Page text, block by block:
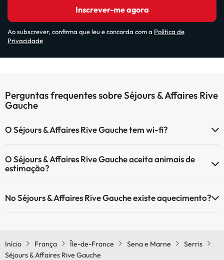
Inscrever-me agora
Ao subscrever, confirma que leu e concorda com a Política de
Privacidade
Perguntas frequentes sobre Séjours & Affaires Rive
Gauche
O Séjours & Affaires Rive Gauche tem wi-fi?
O Séjours & Affaires Rive Gauche aceita animais de
estimação?
(sujeito a pedido e com pagamento directo no local). Consulte as
No Séjours & Affaires Rive Gauche existe aquecimento?
Início
França Île-de-France Sena e Marne
Serris
Séjours & Affaires Rive Gauche